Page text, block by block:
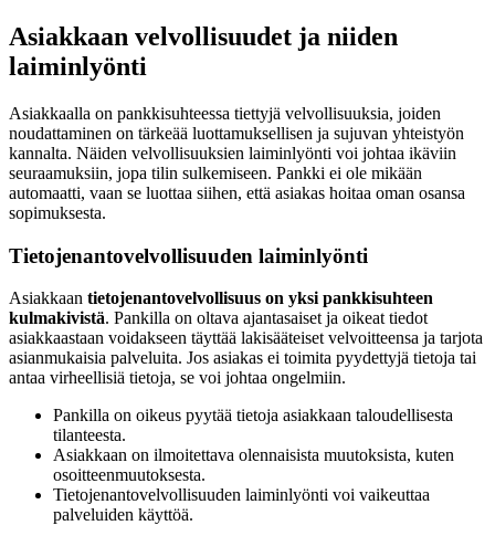
Asiakkaan velvollisuudet ja niiden
laiminlyönti
Asiakkaalla on pankkisuhteessa tiettyjä velvollisuuksia, joiden
noudattaminen on tärkeää luottamuksellisen ja sujuvan yhteistyön
kannalta. Näiden velvollisuuksien laiminlyönti voi johtaa ikäviin
seuraamuksiin, jopa tilin sulkemiseen. Pankki ei ole mikään
automaatti, vaan se luottaa siihen, että asiakas hoitaa oman osansa
sopimuksesta.
Tietojenantovelvollisuuden laiminlyönti
Asiakkaan tietojenantovelvollisuus on yksi pankkisuhteen
kulmakivistä. Pankilla on oltava ajantasaiset ja oikeat tiedot
asiakkaastaan voidakseen täyttää lakisääteiset velvoitteensa ja tarjota
asianmukaisia palveluita. Jos asiakas ei toimita pyydettyjä tietoja tai
antaa virheellisiä tietoja, se voi johtaa ongelmiin.
Pankilla on oikeus pyytää tietoja asiakkaan taloudellisesta
tilanteesta.
Asiakkaan on ilmoitettava olennaisista muutoksista, kuten
osoitteenmuutoksesta.
Tietojenantovelvollisuuden laiminlyönti voi vaikeuttaa
palveluiden käyttöä.